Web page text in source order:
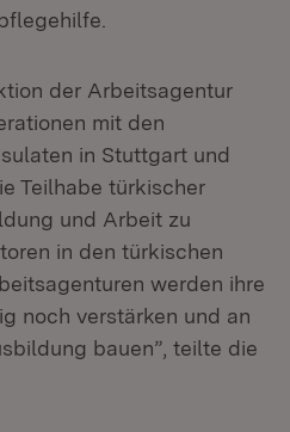
der Arbeitsagentur
mit den
in Stuttgart und
Teilhabe türkischer
und Arbeit zu
in den türkischen
werden ihre
noch verstärken und an
bauen”, teilte die